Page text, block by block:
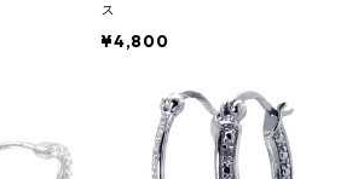
ス
¥4,800